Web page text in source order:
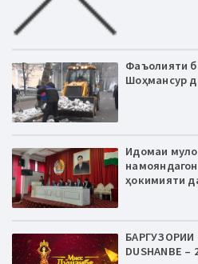
Фаъолияти
Шоҳмансур
Идомаи
ҳокимияти
БАРГУЗОРИИ
DUSHANBE –